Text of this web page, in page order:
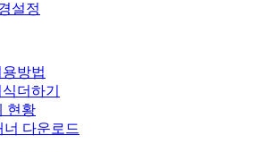
설정
용방법
더하기
현황
너 다운로드